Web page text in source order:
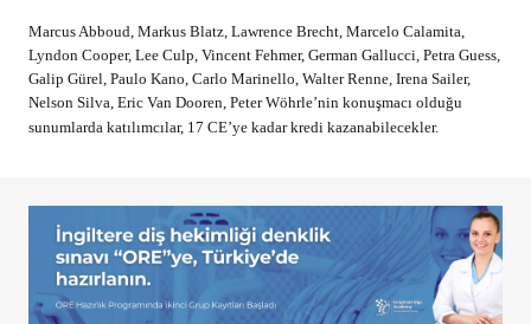
Marcus Abboud, Markus Blatz, Lawrence Brecht, Marcelo Calamita,
Lyndon Cooper, Lee Culp, Vincent Fehmer, German Gallucci, Petra Guess,
Galip Gürel, Paulo Kano, Carlo Marinello, Walter Renne, Irena Sailer,
Nelson Silva, Eric Van Dooren, Peter Wöhrle’nin konuşmacı olduğu
sunumlarda katılımcılar, 17 CE’ye kadar kredi kazanabilecekler.